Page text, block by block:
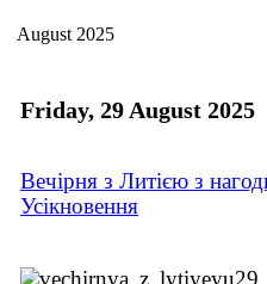
August 2025
Friday, 29 August 2025
Вечірня з Литією з
Усікновення